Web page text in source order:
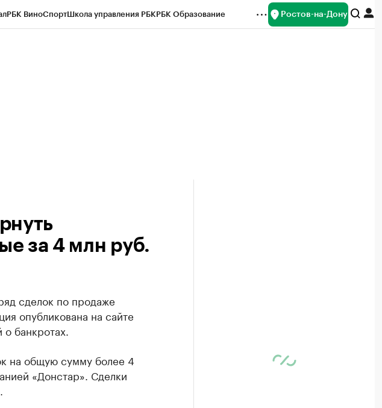
РБК ВиноСпортШкола управления РБКРБК Образование Ростов-на-Дону
за 4 млн руб.
сделок по продаже
опубликована на сайте
банкротах.
на общую сумму более 4
«Донстар». Сделки